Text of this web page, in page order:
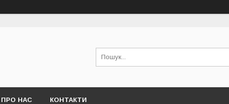
ПРО НАС КОНТАКТИ